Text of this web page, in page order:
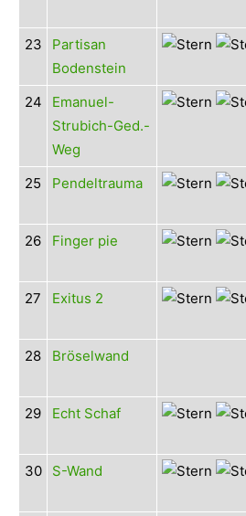
23
Partisan
Bodenstein
24
Emanuel-
Strubich-Ged.-
Weg
25 Pendeltrauma
26 Finger pie
27 Exitus 2
28 Bröselwand
29 Echt Schaf
30 S-Wand